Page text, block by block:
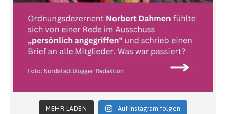
MEHR LADEN Auf Instagram folgen